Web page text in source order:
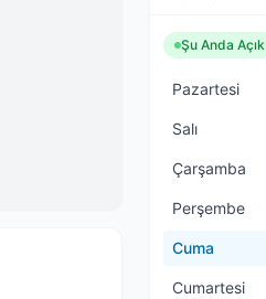
Şu Anda Açık
Pazartesi
Salı
Çarşamba
Perşembe
Cuma
Cumartesi